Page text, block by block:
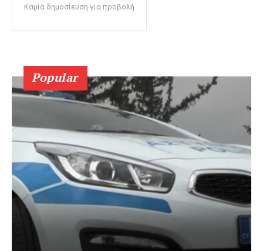
Καμία δημοσίευση για προβολή
Popular